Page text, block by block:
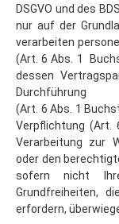
nur auf der
verarbeiten
(Art. 6 Abs. 1
dessen
(Art. 6 Abs. 1
Verpflichtung (Art.
Verarbeitung zur
oder den
sofern nicht
Grundfreiheiten,
erfordern,